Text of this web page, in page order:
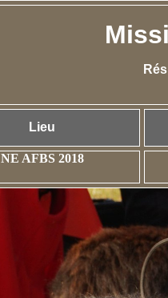
Lieu
NE AFBS 2018